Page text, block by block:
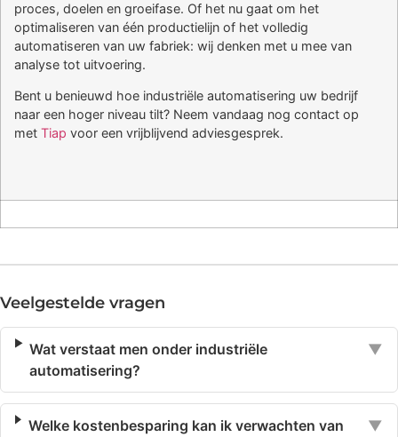
proces, doelen en groeifase. Of het nu gaat om het
optimaliseren van één productielijn of het volledig
automatiseren van uw fabriek: wij denken met u mee van
analyse tot uitvoering.
Bent u benieuwd hoe industriële automatisering uw bedrijf
naar een hoger niveau tilt? Neem vandaag nog contact op
met Tiap voor een vrijblijvend adviesgesprek.
Veelgestelde vragen
Wat verstaat men onder industriële
automatisering?
▼
Welke kostenbesparing kan ik verwachten van
▼